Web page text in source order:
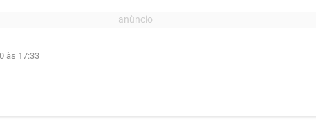
às 17:33